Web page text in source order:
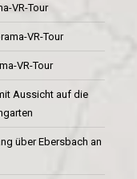
VR-Tour
VR-Tour
VR-Tour
Aussicht auf die
über Ebersbach an